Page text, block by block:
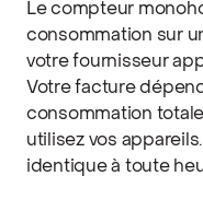
Le compteur
consommation sur
votre fournisseur
Votre facture
consommation
utilisez vos
identique à toute